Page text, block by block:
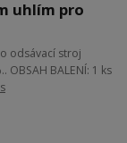
uhlím pro
odsávací stroj
OBSAH BALENÍ: 1 ks